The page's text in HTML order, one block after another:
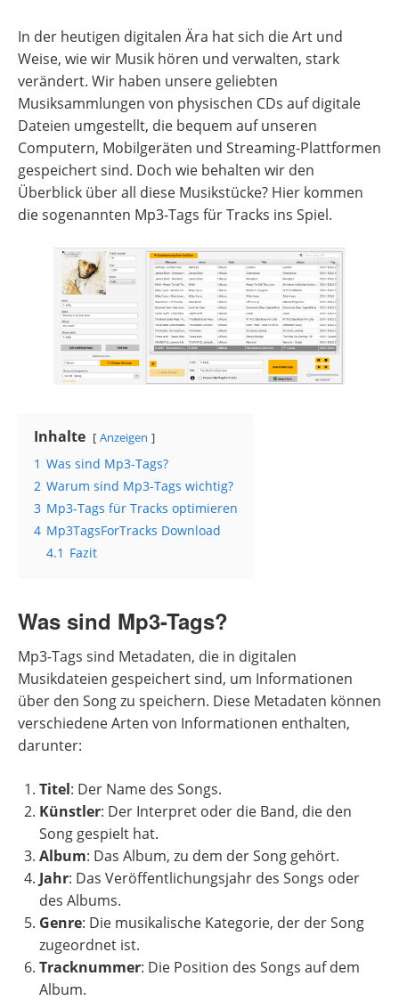
In der heutigen digitalen Ära hat sich die Art und
Weise, wie wir Musik hören und verwalten, stark
verändert. Wir haben unsere geliebten
Musiksammlungen von physischen CDs auf digitale
Dateien umgestellt, die bequem auf unseren
Computern, Mobilgeräten und Streaming-Plattformen
gespeichert sind. Doch wie behalten wir den
Überblick über all diese Musikstücke? Hier kommen
die sogenannten Mp3-Tags für Tracks ins Spiel.
Inhalte Anzeigen
1 Was sind Mp3-Tags?
2 Warum sind Mp3-Tags wichtig?
3 Mp3-Tags für Tracks optimieren
4 Mp3TagsForTracks Download
4.1 Fazit
Was sind Mp3-Tags?
Mp3-Tags sind Metadaten, die in digitalen
Musikdateien gespeichert sind, um Informationen
über den Song zu speichern. Diese Metadaten können
verschiedene Arten von Informationen enthalten,
darunter:
Titel: Der Name des Songs.
Künstler: Der Interpret oder die Band, die den
Song gespielt hat.
Album: Das Album, zu dem der Song gehört.
Jahr: Das Veröffentlichungsjahr des Songs oder
des Albums.
Genre: Die musikalische Kategorie, der der Song
zugeordnet ist.
Tracknummer: Die Position des Songs auf dem
Album.